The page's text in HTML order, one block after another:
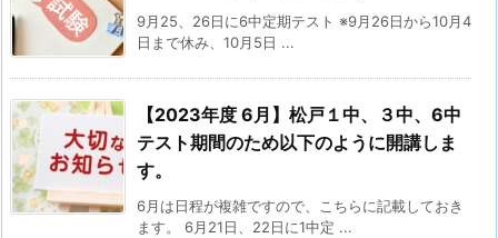
9月25、26日に6中定期テスト ※9月26日から10月4
日まで休み、10月5日 ...
【2023年度 6月】松戸１中、３中、6中
テスト期間のため以下のように開講しま
す。
6月は日程が複雑ですので、こちらに記載しておき
ます。 6月21日、22日に1中定 ...